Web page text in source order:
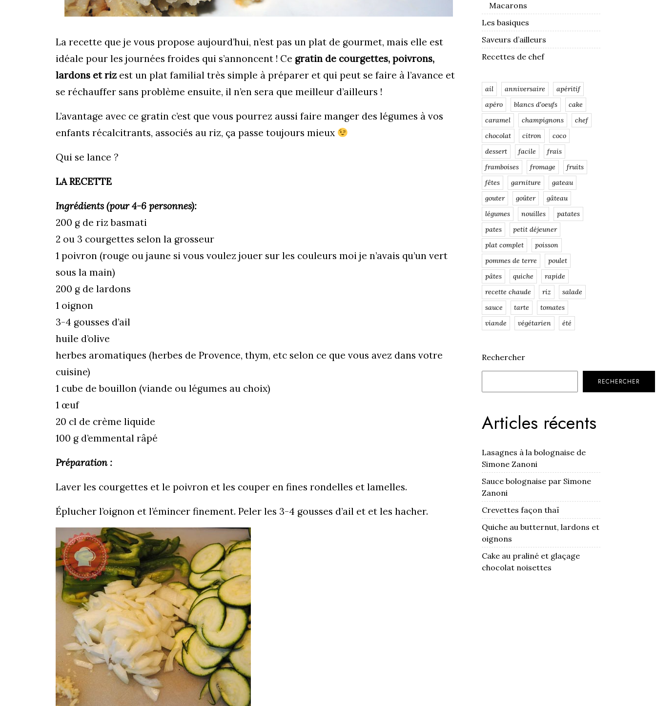
La recette que je vous propose aujourd’hui, n’est pas un plat de gourmet, mais elle est
idéale pour les journées froides qui s’annoncent ! Ce gratin de courgettes, poivrons,
lardons et riz est un plat familial très simple à préparer et qui peut se faire à l’avance et
se réchauffer sans problème ensuite, il n’en sera que meilleur d’ailleurs !
L’avantage avec ce gratin c’est que vous pourrez aussi faire manger des légumes à vos
enfants récalcitrants, associés au riz, ça passe toujours mieux
Qui se lance ?
LA RECETTE
Ingrédients (pour 4-6 personnes):
200 g de riz basmati
2 ou 3 courgettes selon la grosseur
1 poivron (rouge ou jaune si vous voulez jouer sur les couleurs moi je n’avais qu’un vert
sous la main)
200 g de lardons
1 oignon
3-4 gousses d’ail
huile d’olive
herbes aromatiques (herbes de Provence, thym, etc selon ce que vous avez dans votre
cuisine)
1 cube de bouillon (viande ou légumes au choix)
1 œuf
20 cl de crème liquide
100 g d’emmental râpé
Préparation :
Laver les courgettes et le poivron et les couper en fines rondelles et lamelles.
Éplucher l’oignon et l’émincer finement. Peler les 3-4 gousses d’ail et et les hacher.
Macarons
Les basiques
Saveurs d’ailleurs
Recettes de chef
ail anniversaire
apéritif
apéro
blancs d'oeufs
cake
caramel
champignons
chef
chocolat
citron
coco
dessert
facile
frais
framboises
fromage
fruits
fêtes
garniture
gateau
gouter
goûter
gâteau
légumes
nouilles
patates
pates
petit déjeuner
plat complet
poisson
pommes de terre
poulet
pâtes
quiche
rapide
recette chaude
riz
salade
sauce
tarte
tomates
viande
végétarien été
Rechercher
RECHERCHER
Articles récents
Lasagnes à la bolognaise de
Simone Zanoni
Sauce bolognaise par Simone
Zanoni
Crevettes façon thaï
Quiche au butternut, lardons et
oignons
Cake au praliné et glaçage
chocolat noisettes